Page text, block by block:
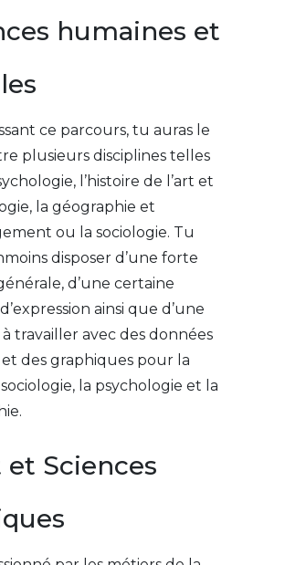
humaines et
ce parcours, tu auras le
plusieurs disciplines telles
l’histoire de l’art et
la géographie et
ou la sociologie. Tu
disposer d’une forte
d’une certaine
ainsi que d’une
travailler avec des données
des graphiques pour la
la psychologie et la
Sciences